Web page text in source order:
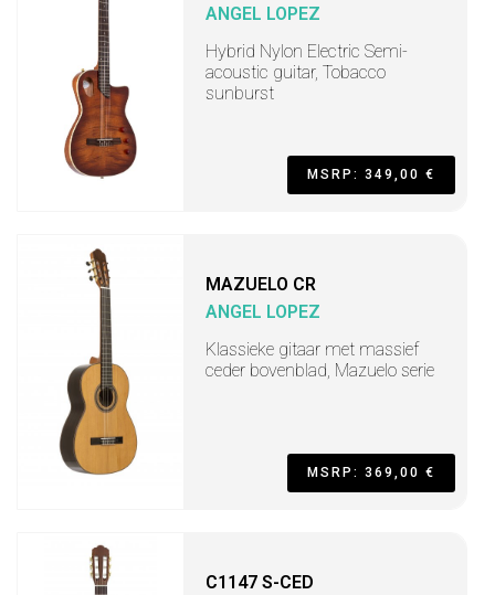
ANGEL LOPEZ
Hybrid Nylon Electric Semi-
acoustic guitar, Tobacco
sunburst
MSRP: 349,00 €
MAZUELO CR
ANGEL LOPEZ
Klassieke gitaar met massief
ceder bovenblad, Mazuelo serie
MSRP: 369,00 €
C1147 S-CED